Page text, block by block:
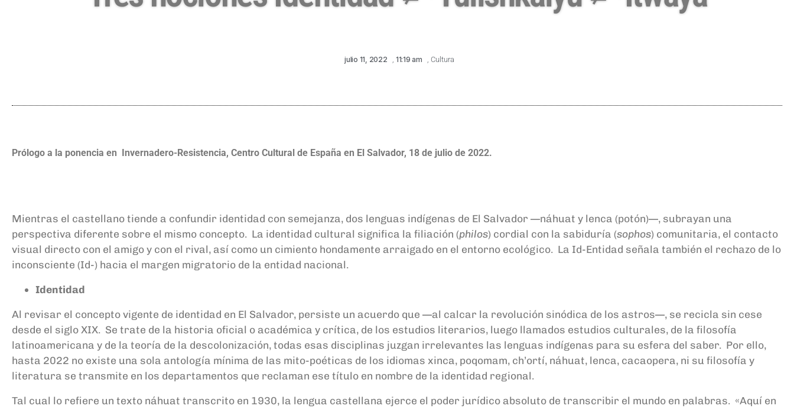
julio 11, 2022 , 11:19 am , Cultura
Prólogo a la ponencia en Invernadero-Resistencia, Centro Cultural de España en El Salvador, 18 de julio de 2022.
Mientras el castellano tiende a confundir identidad con semejanza, dos lenguas indígenas de El Salvador —náhuat y lenca (potón)—, subrayan una
perspectiva diferente sobre el mismo concepto. La identidad cultural significa la filiación (philos) cordial con la sabiduría (sophos) comunitaria, el contacto
visual directo con el amigo y con el rival, así como un cimiento hondamente arraigado en el entorno ecológico. La Id-Entidad señala también el rechazo de lo
inconsciente (Id-) hacia el margen migratorio de la entidad nacional.
Identidad
Al revisar el concepto vigente de identidad en El Salvador, persiste un acuerdo que —al calcar la revolución sinódica de los astros—, se recicla sin cese
desde el siglo XIX. Se trate de la historia oficial o académica y crítica, de los estudios literarios, luego llamados estudios culturales, de la filosofía
latinoamericana y de la teoría de la descolonización, todas esas disciplinas juzgan irrelevantes las lenguas indígenas para su esfera del saber. Por ello,
hasta 2022 no existe una sola antología mínima de las mito-poéticas de los idiomas xinca, poqomam, ch’ortí, náhuat, lenca, cacaopera, ni su filosofía y
literatura se transmite en los departamentos que reclaman ese título en nombre de la identidad regional.
Tal cual lo refiere un texto náhuat transcrito en 1930, la lengua castellana ejerce el poder jurídico absoluto de transcribir el mundo en palabras. «Aquí en